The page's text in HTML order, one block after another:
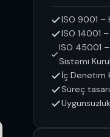
ISO 9001 –
ISO 14001
ISO 45001 –
Sistemi
İç Denetim
Süreç